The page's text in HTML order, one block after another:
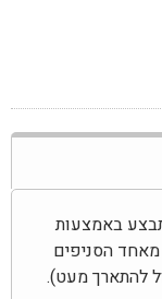
והוא מתבצע באמצעות
מאחד הסניפים
להתארך מעט).